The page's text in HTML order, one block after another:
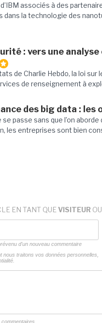
associés à des
dans la technologie des
: vers une
de Charlie Hebdo, la loi
de renseignement à
des big data :
se passe sans que l’on
les entreprises sont bien
EN TANT QUE VISITEUR OU
d'un nouveau commentaire
nous traitons vos données personnelles,